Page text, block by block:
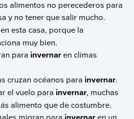
alimentos no perecederos para
y no tener que salir mucho.
en esta casa, porque la
muy bien.
para invernaren climas
cruzan océanos para invernar.
el vuelo para invernar, muchas
alimento que de costumbre.
migran para
en un